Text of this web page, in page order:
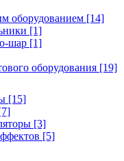
оборудованием [14]
[1]
шар [1]
оборудования [19]
[15]
[3]
[5]